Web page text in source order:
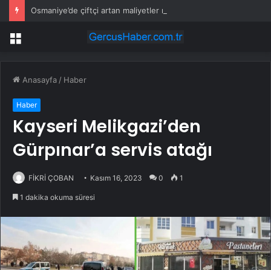
Menü
Anasayfa / Haber
Haber
Kayseri Melikgazi’den
Gürpınar’a servis atağı
FİKRİ ÇOBAN Kasım 16, 2023 0 1
1 dakika okuma süresi